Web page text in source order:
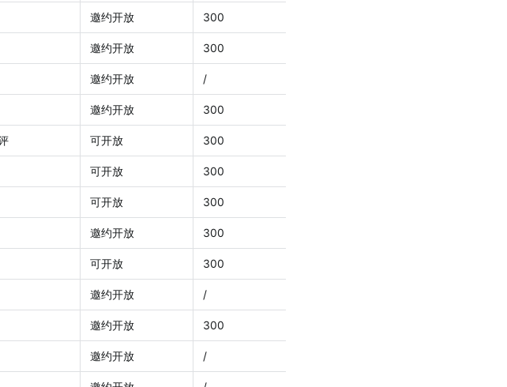
邀约开放 300
邀约开放 300
邀约开放 /
邀约开放 300
可开放 300
可开放 300
可开放 300
邀约开放 300
可开放 300
邀约开放 /
邀约开放 300
邀约开放 /